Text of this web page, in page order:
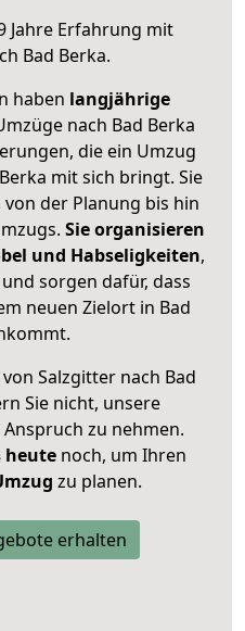
Jahre Erfahrung mit
Bad Berka.
haben langjährige
nach Bad Berka
die ein Umzug
mit sich bringt. Sie
der Planung bis hin
Sie organisieren
und Habseligkeiten,
sorgen dafür, dass
neuen Zielort in Bad
Salzgitter nach Bad
Sie nicht, unsere
zu nehmen.
heutenoch, um Ihren
zu planen.
erhalten